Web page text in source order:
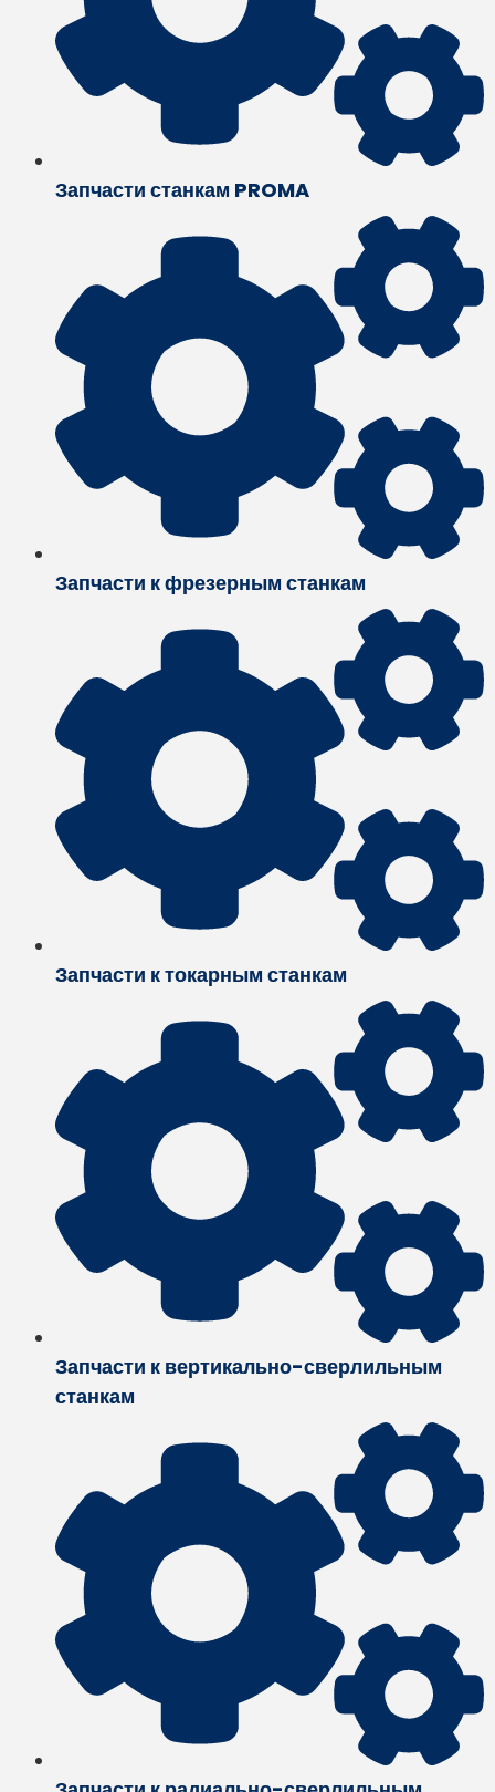
Запчасти станкам PROMA
Запчасти к фрезерным станкам
Запчасти к токарным станкам
Запчасти к вертикально-сверлильным
станкам